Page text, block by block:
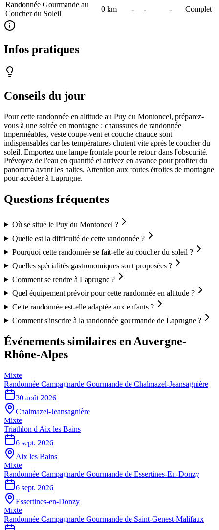
Randonnée Gourmande au
Coucher du Soleil
0 km - - - Complet
Infos pratiques
Conseils du jour
Pour cette randonnée en altitude au Puy du Montoncel, préparez-
vous à une soirée en montagne : chaussures de randonnée
imperméables, veste coupe-vent et couche chaude sont
indispensables car les températures chutent vite après le coucher du
soleil. Emportez une lampe frontale pour le retour dans l'obscurité.
Prévoyez de l'eau en quantité et arrivez en avance pour profiter du
panorama avant les haltes. Attention aux routes étroites de montagne
pour accéder à Laprugne.
Questions fréquentes
Où se situe le Puy du Montoncel ?
Quelle est la difficulté de cette randonnée ?
Pourquoi cette randonnée se fait-elle au coucher du soleil ?
Quelles spécialités gastronomiques sont proposées ?
Comment se rendre à Laprugne ?
Quel équipement prévoir pour cette randonnée en altitude ?
Cette randonnée est-elle adaptée aux enfants ?
Comment s'inscrire à la randonnée gourmande de Laprugne ?
Événements similaires en Auvergne-
Rhône-Alpes
Mixte
Randonnée Campagnarde Gourmande de Chalmazel-Jeansagnière
30 août 2026
Chalmazel-Jeansagnière
Mixte
Triathlon d Aix les Bains
6 sept. 2026
Aix les Bains
Mixte
Randonnée Campagnarde Gourmande de Essertines-En-Donzy
6 sept. 2026
Essertines-en-Donzy
Mixte
Randonnée Campagnarde Gourmande de Saint-Genest-Malifaux